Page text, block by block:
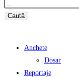
Caută
Anchete
Dosar
Reportaje